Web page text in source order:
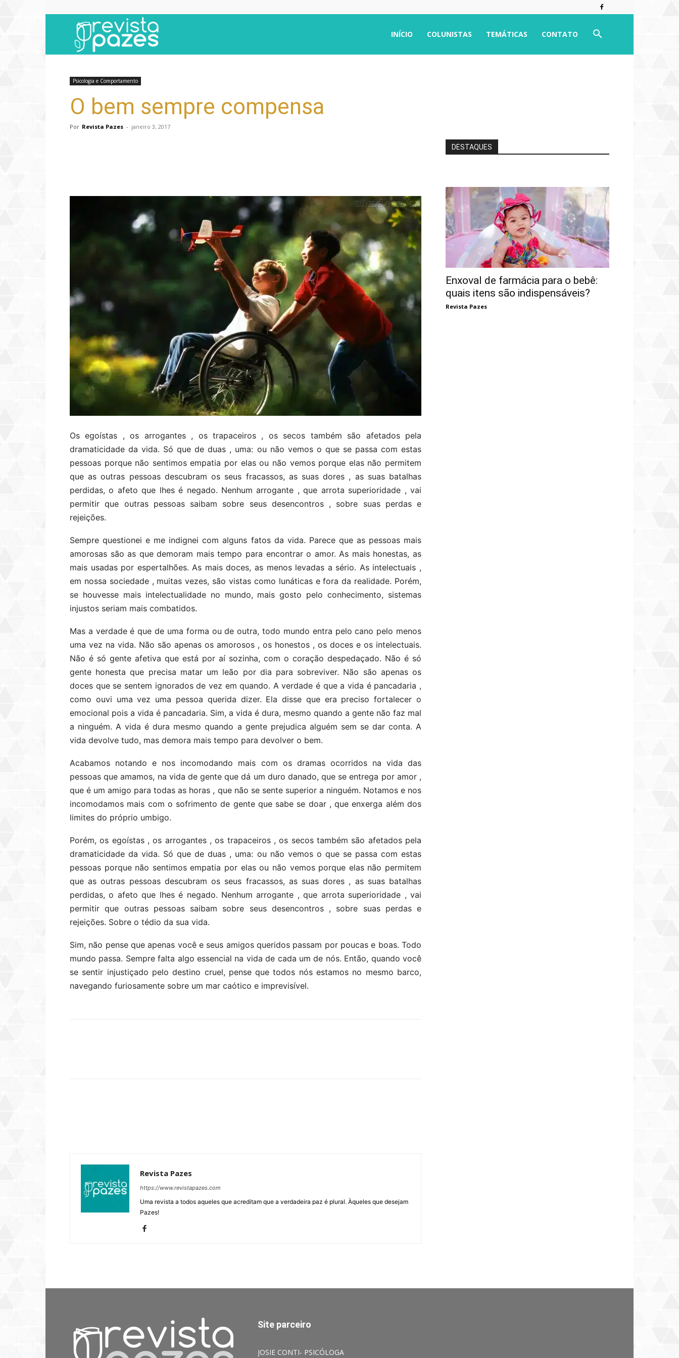
INÍCIO COLUNISTAS TEMÁTICAS CONTATO
Psicologia e Comportamento
O bem sempre compensa
Por Revista Pazes - janeiro 3, 2017
Os egoístas , os arrogantes , os trapaceiros , os secos também são afetados pela
dramaticidade da vida. Só que de duas , uma: ou não vemos o que se passa com estas
pessoas porque não sentimos empatia por elas ou não vemos porque elas não permitem
que as outras pessoas descubram os seus fracassos, as suas dores , as suas batalhas
perdidas, o afeto que lhes é negado. Nenhum arrogante , que arrota superioridade , vai
permitir que outras pessoas saibam sobre seus desencontros , sobre suas perdas e
rejeições.
Sempre questionei e me indignei com alguns fatos da vida. Parece que as pessoas mais
amorosas são as que demoram mais tempo para encontrar o amor. As mais honestas, as
mais usadas por espertalhões. As mais doces, as menos levadas a sério. As intelectuais ,
em nossa sociedade , muitas vezes, são vistas como lunáticas e fora da realidade. Porém,
se houvesse mais intelectualidade no mundo, mais gosto pelo conhecimento, sistemas
injustos seriam mais combatidos.
Mas a verdade é que de uma forma ou de outra, todo mundo entra pelo cano pelo menos
uma vez na vida. Não são apenas os amorosos , os honestos , os doces e os intelectuais.
Não é só gente afetiva que está por aí sozinha, com o coração despedaçado. Não é só
gente honesta que precisa matar um leão por dia para sobreviver. Não são apenas os
doces que se sentem ignorados de vez em quando. A verdade é que a vida é pancadaria ,
como ouvi uma vez uma pessoa querida dizer. Ela disse que era preciso fortalecer o
emocional pois a vida é pancadaria. Sim, a vida é dura, mesmo quando a gente não faz mal
a ninguém. A vida é dura mesmo quando a gente prejudica alguém sem se dar conta. A
vida devolve tudo, mas demora mais tempo para devolver o bem.
Acabamos notando e nos incomodando mais com os dramas ocorridos na vida das
pessoas que amamos, na vida de gente que dá um duro danado, que se entrega por amor ,
que é um amigo para todas as horas , que não se sente superior a ninguém. Notamos e nos
incomodamos mais com o sofrimento de gente que sabe se doar , que enxerga além dos
limites do próprio umbigo.
Porém, os egoístas , os arrogantes , os trapaceiros , os secos também são afetados pela
dramaticidade da vida. Só que de duas , uma: ou não vemos o que se passa com estas
pessoas porque não sentimos empatia por elas ou não vemos porque elas não permitem
que as outras pessoas descubram os seus fracassos, as suas dores , as suas batalhas
perdidas, o afeto que lhes é negado. Nenhum arrogante , que arrota superioridade , vai
permitir que outras pessoas saibam sobre seus desencontros , sobre suas perdas e
rejeições. Sobre o tédio da sua vida.
Sim, não pense que apenas você e seus amigos queridos passam por poucas e boas. Todo
mundo passa. Sempre falta algo essencial na vida de cada um de nós. Então, quando você
se sentir injustiçado pelo destino cruel, pense que todos nós estamos no mesmo barco,
navegando furiosamente sobre um mar caótico e imprevisível.
Revista Pazes
https://www.revistapazes.com
Uma revista a todos aqueles que acreditam que a verdadeira paz é plural. Àqueles que desejam
Pazes!
DESTAQUES
Enxoval de farmácia para o bebê:
quais itens são indispensáveis?
Revista Pazes
Site parceiro
JOSIE CONTI- PSICÓLOGA